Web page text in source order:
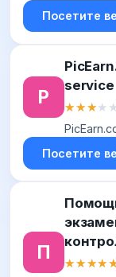
Посетите
P
service
Посетите
П